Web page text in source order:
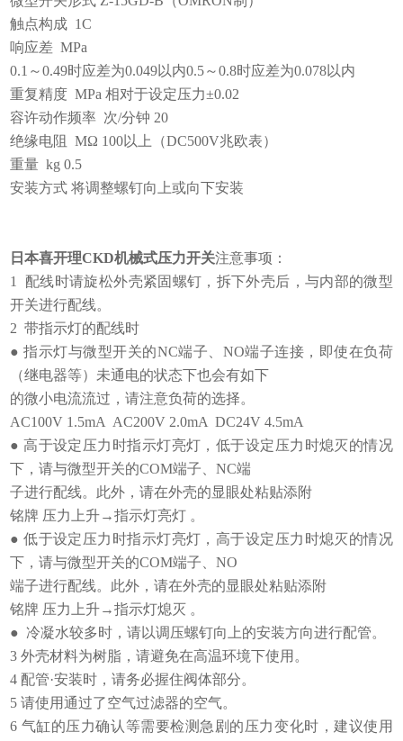
触点构成 1C
响应差 MPa
0.1～0.49时应差为0.049以内0.5～0.8时应差为0.078以内
重复精度 MPa 相对于设定压力±0.02
容许动作频率 次/分钟 20
绝缘电阻 MΩ 100以上（DC500V兆欧表）
重量 kg 0.5
安装方式 将调整螺钉向上或向下安装
日本喜开理CKD机械式压力开关注意事项：
1 配线时请旋松外壳紧固螺钉，拆下外壳后，与内部的微型
开关进行配线。
2 带指示灯的配线时
● 指示灯与微型开关的NC端子、NO端子连接，即使在负荷
（继电器等）未通电的状态下也会有如下
的微小电流流过，请注意负荷的选择。
AC100V 1.5mA AC200V 2.0mA DC24V 4.5mA
● 高于设定压力时指示灯亮灯，低于设定压力时熄灭的情况
下，请与微型开关的COM端子、NC端
子进行配线。此外，请在外壳的显眼处粘贴添附
铭牌 压力上升→指示灯亮灯 。
● 低于设定压力时指示灯亮灯，高于设定压力时熄灭的情况
下，请与微型开关的COM端子、NO
端子进行配线。此外，请在外壳的显眼处粘贴添附
铭牌 压力上升→指示灯熄灭 。
● 冷凝水较多时，请以调压螺钉向上的安装方向进行配管。
3 外壳材料为树脂，请避免在高温环境下使用。
4 配管·安装时，请务必握住阀体部分。
5 请使用通过了空气过滤器的空气。
6 气缸的压力确认等需要检测急剧的压力变化时，建议使用